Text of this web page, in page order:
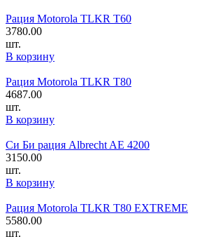
Рация Motorola TLKR T60
3780.00
шт.
В корзину
Рация Motorola TLKR T80
4687.00
шт.
В корзину
Си Би рация Albrecht AE 4200
3150.00
шт.
В корзину
Рация Motorola TLKR T80 EXTREME
5580.00
шт.